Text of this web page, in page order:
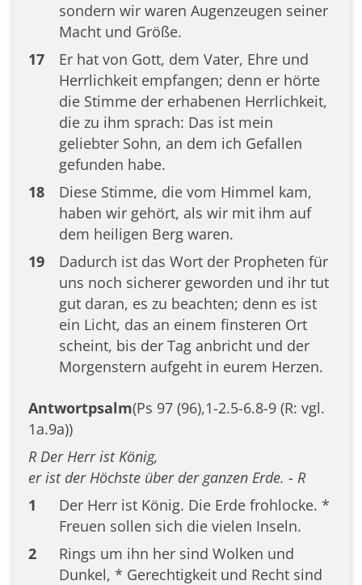
sondern wir waren Augenzeugen seiner
Macht und Größe.
17
Er hat von Gott, dem Vater, Ehre und
Herrlichkeit empfangen; denn er hörte
die Stimme der erhabenen Herrlichkeit,
die zu ihm sprach: Das ist mein
geliebter Sohn, an dem ich Gefallen
gefunden habe.
18
Diese Stimme, die vom Himmel kam,
haben wir gehört, als wir mit ihm auf
dem heiligen Berg waren.
19
Dadurch ist das Wort der Propheten für
uns noch sicherer geworden und ihr tut
gut daran, es zu beachten; denn es ist
ein Licht, das an einem finsteren Ort
scheint, bis der Tag anbricht und der
Morgenstern aufgeht in eurem Herzen.
Antwortpsalm(Ps 97 (96),1-2.5-6.8-9 (R: vgl.
1a.9a))
R Der Herr ist König,
er ist der Höchste über der ganzen Erde. - R
1
Der Herr ist König. Die Erde frohlocke. *
Freuen sollen sich die vielen Inseln.
2
Rings um ihn her sind Wolken und
Dunkel, * Gerechtigkeit und Recht sind